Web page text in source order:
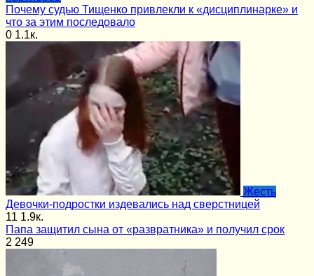
Почему судью Тищенко привлекли к «дисциплинарке» и
что за этим последовало
0 1.1к.
Жесть
Девочки-подростки издевались над сверстницей
11 1.9к.
Папа защитил сына от «развратника» и получил срок
2 249